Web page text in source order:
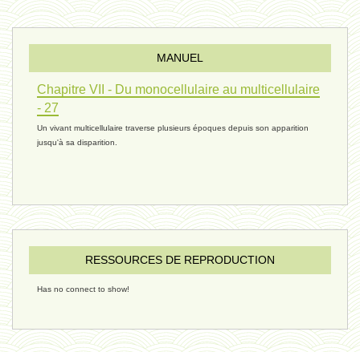
évolution 10 - 4 février 2025
réconciliations 04 - 26 janvier
réchauffement 03 - 26 janvier 2025
ressources de vie 05 - 23 décembre
MANUEL
Chapitre VII - Du monocellulaire au multicellulaire
- 27
Un vivant multicellulaire traverse plusieurs époques depuis son apparition
jusqu'à sa disparition.
RESSOURCES DE REPRODUCTION
Has no connect to show!